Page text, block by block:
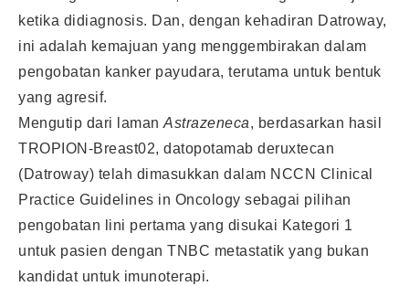
ketika didiagnosis. Dan, dengan kehadiran Datroway,
ini adalah kemajuan yang menggembirakan dalam
pengobatan kanker payudara, terutama untuk bentuk
yang agresif.
Mengutip dari laman Astrazeneca, berdasarkan hasil
TROPION-Breast02, datopotamab deruxtecan
(Datroway) telah dimasukkan dalam NCCN Clinical
Practice Guidelines in Oncology sebagai pilihan
pengobatan lini pertama yang disukai Kategori 1
untuk pasien dengan TNBC metastatik yang bukan
kandidat untuk imunoterapi.